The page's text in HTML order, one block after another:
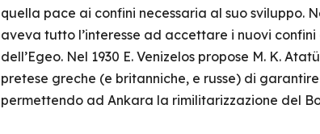
quella pace ai confini necessaria al suo sviluppo.
aveva tutto l’interesse ad accettare i nuovi
dell’Egeo. Nel 1930 E. Venizelos propose M. K.
pretese greche (e britanniche, e russe) di
permettendo ad Ankara la rimilitarizzazione del